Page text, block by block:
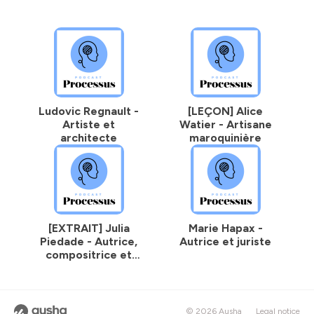
Ludovic Regnault -
Artiste et
architecte
[LEÇON] Alice
Watier - Artisane
maroquinière
[EXTRAIT] Julia
Piedade - Autrice,
compositrice et
Marie Hapax -
Autrice et juriste
© 2026 Ausha Legal notice